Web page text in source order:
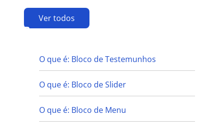
Ver todos
B
O que é: Bloco de Testemunhos
O que é: Bloco de Slider
O que é: Bloco de Menu